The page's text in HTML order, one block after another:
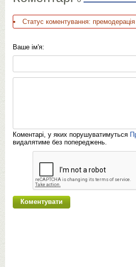
Статус коментування: премодерація
Ваше ім'я:
Коментарі, у яких порушуватимуться
видалятиме без попереджень.